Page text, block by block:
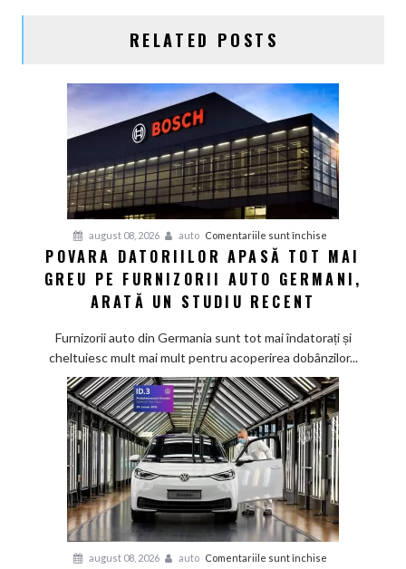
RELATED POSTS
august 08, 2026 auto Comentariile sunt închise
Povara
datoriilor
mai
greu
furnizorii
auto
germani,
arată
un
studiu
recent
POVARA DATORIILOR APASĂ TOT MAI
GREU PE FURNIZORII AUTO GERMANI,
ARATĂ UN STUDIU RECENT
Furnizorii auto din Germania sunt tot mai îndatorați și
cheltuiesc mult mai mult pentru acoperirea dobânzilor...
august 08, 2026 auto Comentariile sunt închise